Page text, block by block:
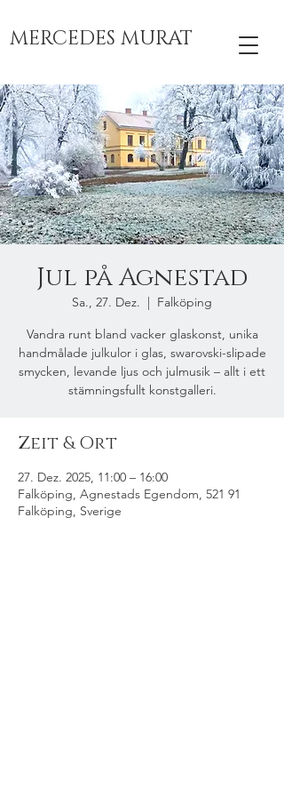
MERCEDES MURAT
Jul på Agnestad
Sa., 27. Dez.
  |
Falköping
Vandra runt bland vacker glaskonst, unika
handmålade julkulor i glas, swarovski-slipade
smycken, levande ljus och julmusik – allt i ett
stämningsfullt konstgalleri.
Zeit & Ort
27. Dez. 2025, 11:00 – 16:00
Falköping, Agnestads Egendom, 521 91
Falköping, Sverige